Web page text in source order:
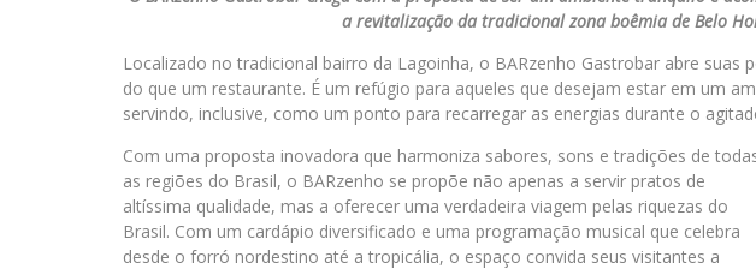
a revitalização da tradicional zona boêmia de Belo
Localizado no tradicional bairro da Lagoinha, o BARzenho Gastrobar abre suas
do que um restaurante. É um refúgio para aqueles que desejam estar em um
servindo, inclusive, como um ponto para recarregar as energias durante o
Com uma proposta inovadora que harmoniza sabores, sons e tradições de
as regiões do Brasil, o BARzenho se propõe não apenas a servir pratos de
altíssima qualidade, mas a oferecer uma verdadeira viagem pelas riquezas do
Brasil. Com um cardápio diversificado e uma programação musical que celebra
desde o forró nordestino até a tropicália, o espaço convida seus visitantes a